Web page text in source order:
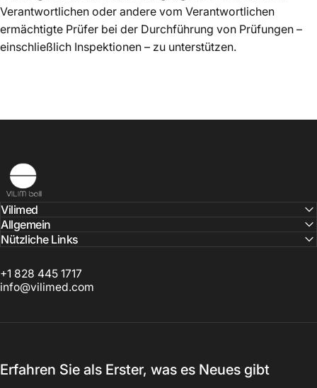
Verantwortlichen oder andere vom Verantwortlichen
ermächtigte Prüfer bei der Durchführung von Prüfungen –
einschließlich Inspektionen – zu unterstützen.
Vilimed
Vilimed
Allgemein
Nützliche Links
+1 828 445 1717
info@vilimed.com
Erfahren Sie als Erster, was es Neues gibt